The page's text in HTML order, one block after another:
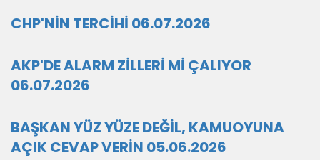
CHP'NİN TERCİHİ 06.07.2026
AKP'DE ALARM ZİLLERİ Mİ ÇALIYOR
06.07.2026
BAŞKAN YÜZ YÜZE DEĞİL, KAMUOYUNA
AÇIK CEVAP VERİN 05.06.2026